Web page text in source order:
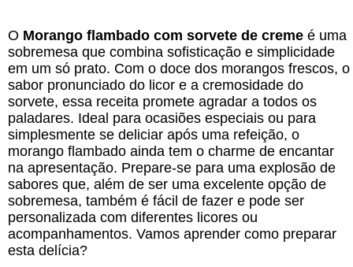
O Morango flambado com sorvete de creme é uma
sobremesa que combina sofisticação e simplicidade
em um só prato. Com o doce dos morangos frescos, o
sabor pronunciado do licor e a cremosidade do
sorvete, essa receita promete agradar a todos os
paladares. Ideal para ocasiões especiais ou para
simplesmente se deliciar após uma refeição, o
morango flambado ainda tem o charme de encantar
na apresentação. Prepare-se para uma explosão de
sabores que, além de ser uma excelente opção de
sobremesa, também é fácil de fazer e pode ser
personalizada com diferentes licores ou
acompanhamentos. Vamos aprender como preparar
esta delícia?